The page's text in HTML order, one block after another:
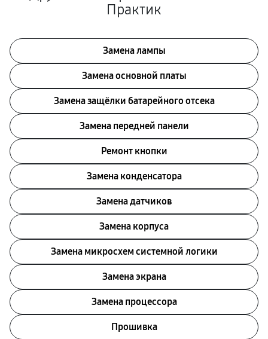
Практик
Замена лампы
Замена основной платы
Замена защёлки батарейного отсека
Замена передней панели
Ремонт кнопки
Замена конденсатора
Замена датчиков
Замена корпуса
Замена микросхем системной логики
Замена экрана
Замена процессора
Прошивка